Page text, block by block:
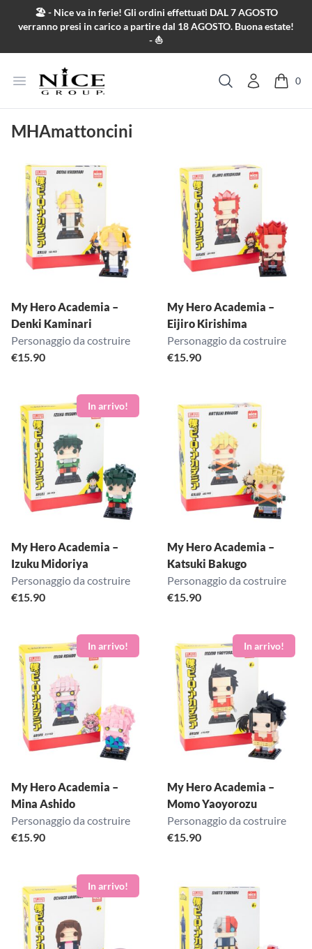
Salta al contenuto
🏖️ - Nice va in ferie! Gli ordini effettuati DAL 7 AGOSTO
verranno presi in carico a partire dal 18 AGOSTO. Buona estate!
- ⛵
Apri menu
Cerca
0
MHAmattoncini
My Hero Academia –
Denki Kaminari
Personaggio da costruire
€15.90
My Hero Academia –
Eijiro Kirishima
Personaggio da costruire
€15.90
My Hero Academia –
Izuku Midoriya
Personaggio da costruire
€15.90
My Hero Academia –
Katsuki Bakugo
Personaggio da costruire
€15.90
My Hero Academia –
Mina Ashido
Personaggio da costruire
€15.90
My Hero Academia –
Momo Yaoyorozu
Personaggio da costruire
€15.90